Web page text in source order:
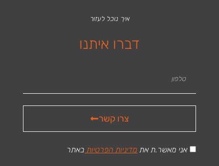
איך נוכל לעזור
דברו איתנו
אני מאשר.ת את מדיניות הפרטיות באתר
צרו קשר